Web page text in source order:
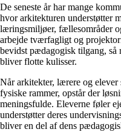
De seneste år har mange
hvor arkitekturen understøtter
læringsmiljøer, fællesområder
arbejde tværfagligt og
bevidst pædagogisk tilgang,
bliver flotte kulisser.
Når arkitekter, lærere og elever
fysiske rammer, opstår der
meningsfulde. Eleverne føler
understøtter deres
bliver en del af dens